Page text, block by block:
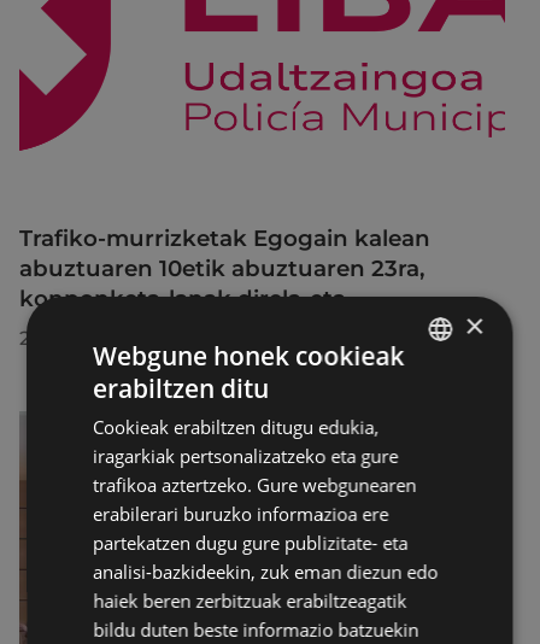
Trafiko-murrizketak Egogain kalean
abuztuaren 10etik abuztuaren 23ra,
konponketa-lanak direla-eta
2026/07/30 ×
Webgune honek cookieak
erabiltzen ditu
Cookieak erabiltzen ditugu edukia,
iragarkiak pertsonalizatzeko eta gure
trafikoa aztertzeko. Gure webgunearen
erabilerari buruzko informazioa ere
partekatzen dugu gure publizitate- eta
analisi-bazkideekin, zuk eman diezun edo
haiek beren zerbitzuak erabiltzeagatik
bildu duten beste informazio batzuekin